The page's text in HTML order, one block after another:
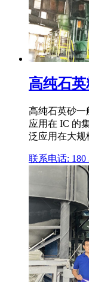
高纯石
高纯石英砂一
应用在 IC 的
泛应用在大规
联系电话: 180